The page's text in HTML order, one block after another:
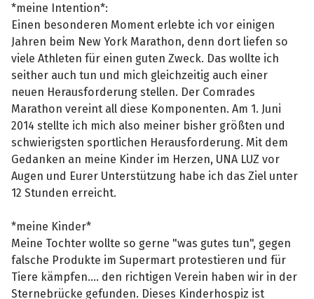
*meine Intention*:
Einen besonderen Moment erlebte ich vor einigen
Jahren beim New York Marathon, denn dort liefen so
viele Athleten für einen guten Zweck. Das wollte ich
seither auch tun und mich gleichzeitig auch einer
neuen Herausforderung stellen. Der Comrades
Marathon vereint all diese Komponenten. Am 1. Juni
2014 stellte ich mich also meiner bisher größten und
schwierigsten sportlichen Herausforderung. Mit dem
Gedanken an meine Kinder im Herzen, UNA LUZ vor
Augen und Eurer Unterstützung habe ich das Ziel unter
12 Stunden erreicht.
*meine Kinder*
Meine Tochter wollte so gerne "was gutes tun", gegen
falsche Produkte im Supermart protestieren und für
Tiere kämpfen.... den richtigen Verein haben wir in der
Sternebrücke gefunden. Dieses Kinderhospiz ist